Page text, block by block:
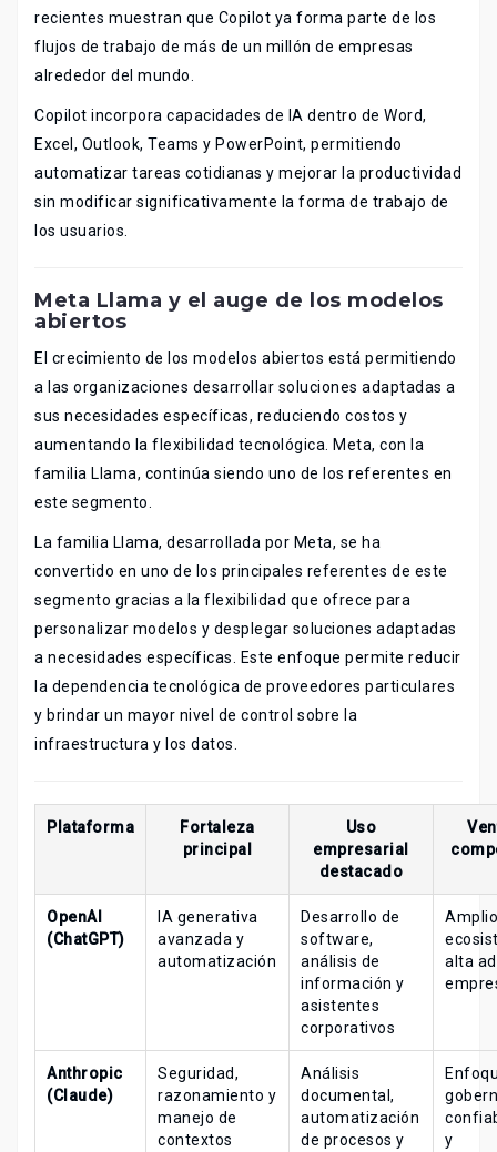
recientes muestran que Copilot ya forma parte de los
flujos de trabajo de más de un millón de empresas
alrededor del mundo.
Copilot incorpora capacidades de IA dentro de Word,
Excel, Outlook, Teams y PowerPoint, permitiendo
automatizar tareas cotidianas y mejorar la productividad
sin modificar significativamente la forma de trabajo de
los usuarios.
Meta Llama y el auge de los modelos
abiertos
El crecimiento de los modelos abiertos está permitiendo
a las organizaciones desarrollar soluciones adaptadas a
sus necesidades específicas, reduciendo costos y
aumentando la flexibilidad tecnológica. Meta, con la
familia Llama, continúa siendo uno de los referentes en
este segmento.
La familia Llama, desarrollada por Meta, se ha
convertido en uno de los principales referentes de este
segmento gracias a la flexibilidad que ofrece para
personalizar modelos y desplegar soluciones adaptadas
a necesidades específicas. Este enfoque permite reducir
la dependencia tecnológica de proveedores particulares
y brindar un mayor nivel de control sobre la
infraestructura y los datos.
Plataforma
Fortaleza
principal
Uso
empresarial
destacado
OpenAI
(ChatGPT)
IA generativa
avanzada y
automatización
Desarrollo de
software,
análisis de
información y
asistentes
corporativos
Amplio
alta
Anthropic
(Claude)
Seguridad,
razonamiento y
manejo de
contextos
Análisis
documental,
automatización
de procesos y
y